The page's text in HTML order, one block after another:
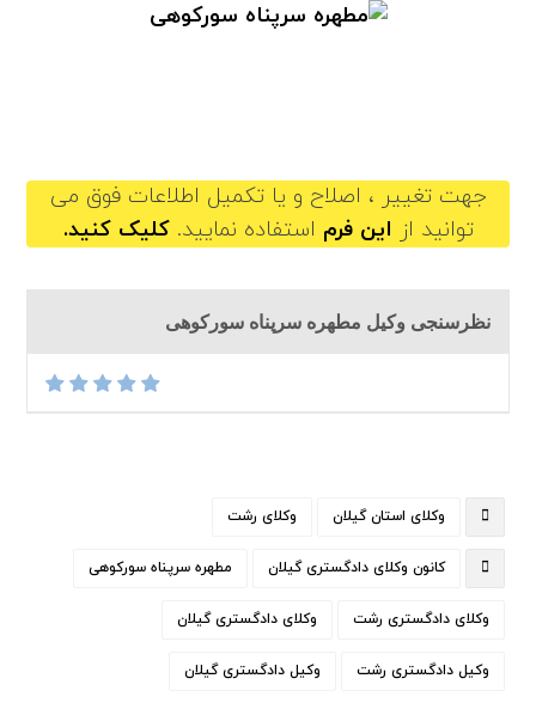
جهت تغییر ، اصلاح و یا تکمیل اطلاعات فوق می
توانید از این فرم استفاده نمایید. کلیک کنید.
نظرسنجی وکیل مطهره سرپناه سورکوهی
وکلای استان گیلان وکلای رشت
کانون وکلای دادگستری گیلان مطهره سرپناه سورکوهی
وکلای دادگستری رشت وکلای دادگستری گیلان
وکیل دادگستری رشت وکیل دادگستری گیلان